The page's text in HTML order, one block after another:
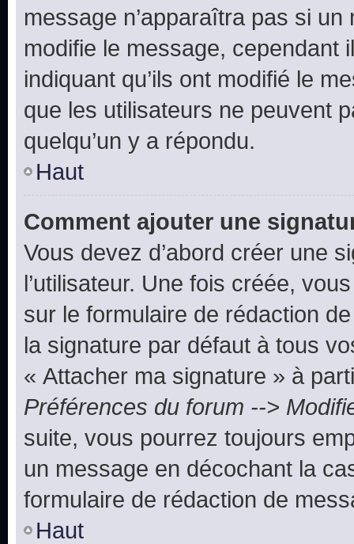
message n’apparaîtra pas si
modifie le message, cependant
indiquant qu’ils ont modifié le
que les utilisateurs ne peuvent
quelqu’un y a répondu.
Haut
Comment ajouter une
Vous devez d’abord créer une
l’utilisateur. Une fois créée,
sur le formulaire de rédaction
la signature par défaut à tous
« Attacher ma signature » à
Préférences du forum -->
suite, vous pourrez toujours
un message en décochant la
formulaire de rédaction de
Haut